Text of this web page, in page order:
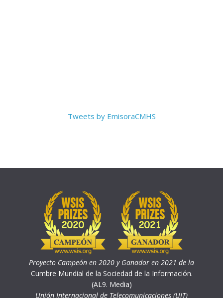
Tweets by EmisoraCMHS
Proyecto Campeón en 2020 y Ganador en 2021 de la
Cumbre Mundial de la Sociedad de la Información.
(AL9. Media)
Unión Internacional de Telecomunicaciones (UIT)